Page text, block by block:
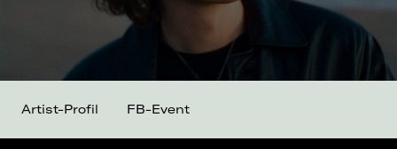
Artist-Profil FB-Event